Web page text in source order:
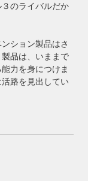
のライバルだか
ション製品はさ
品は、いままで
力を身につけま
路を見出してい